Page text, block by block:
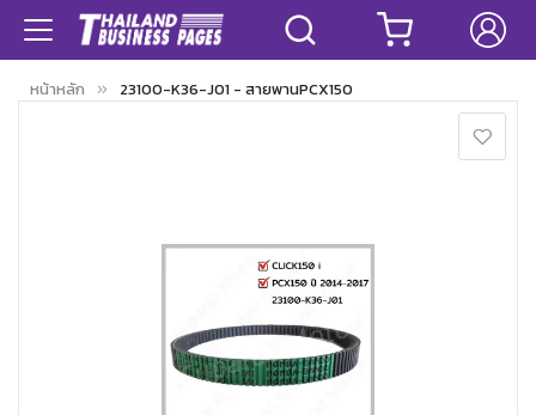
หน้าหลัก 23100-K36-J01 - สายพานPCX150